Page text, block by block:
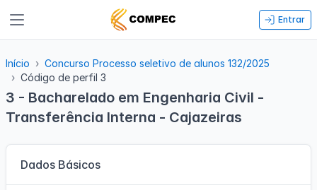
Entrar
Início
Concurso Processo seletivo de alunos 132/2025
Código de perfil 3
3 - Bacharelado em Engenharia Civil -
Transferência Interna - Cajazeiras
Dados Básicos